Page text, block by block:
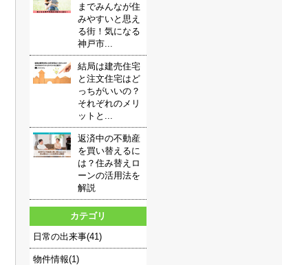
までみんなが住
みやすいと思え
る街！気になる
神戸市...
結局は建売住宅
と注文住宅はど
っちがいいの？
それぞれのメリ
ットと...
返済中の不動産
を買い替えるに
は？住み替えロ
ーンの活用法を
解説
カテゴリ
日常の出来事(41)
物件情報(1)